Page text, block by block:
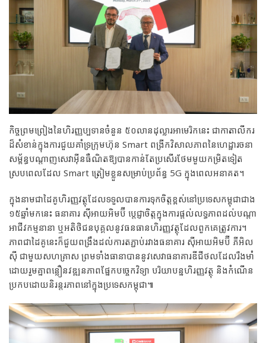
កិច្ចព្រមព្រៀងនៃហិរញ្ញប្បទានចំនួន ៥០លានដុល្លារអាមេរិកនេះ ជាកាតាលីករ
ដ៏សំខាន់ក្នុងការជួយគាំទ្រក្រុមហ៊ុន Smart ពង្រីកវិសាលភាពនៃហេដ្ឋារចនា
សម្ព័ន្ធបណ្ដាញសេវាអ៊ីនធឺណិតឱ្យបានកាន់តែប្រសើរថែមមួយកម្រិតទៀត
ស្របពេលដែល Smart ត្រៀមខ្លួនសម្រាប់ប្រព័ន្ធ 5G ក្នុងពេលអនាគត។
ក្នុងនាមជាដៃគូហិរញ្ញវត្ថុដែលទទួលបានការទុកចិត្តខ្ពស់នៅប្រទេសកម្ពុជាជាង
១៥ឆ្នាំមកនេះ ធនាគារ ស៊ីអាយអិមប៊ី ប្តេជ្ញាចិត្តក្នុងការផ្តល់លទ្ធភាពដល់បណ្ដា
អាជីវកម្មនានា ឬអតិថិជនបុគ្គលនូវធនធានហិរញ្ញវត្ថុដែលពួកគេត្រូវការ។
ភាពជាដៃគូនេះក៏ជួយពង្រឹងដល់ការតភ្ជាប់រវាងធនាគារ ស៊ីអាយអិមប៊ី ភីអិល
ស៊ី ជាមួយសហគ្រាស ព្រមទាំងធានាបាននូវសេវាធនាគារឌីជីថលដែលរឹងមាំ
ដោយរួមគ្នាពន្លឿនវឌ្ឍនភាពផ្នែកបច្ចេកវិទ្យា បរិយាបន្នហិរញ្ញវត្ថុ និងកំណើន
ប្រកបដោយនិរន្តរភាពនៅក្នុងប្រទេសកម្ពុជា៕